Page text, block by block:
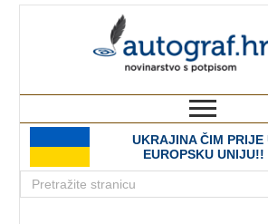
UKRAJINA ČIM PRIJE
EUROPSKU UNIJU!!